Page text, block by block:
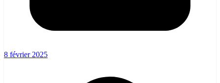
8 février 2025